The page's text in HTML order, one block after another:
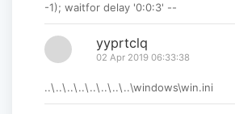
-1); waitfor delay '0:0:3' --
yyprtclq
02 Apr 2019 06:33:38
..\..\..\..\..\..\..\..\windows\win.ini